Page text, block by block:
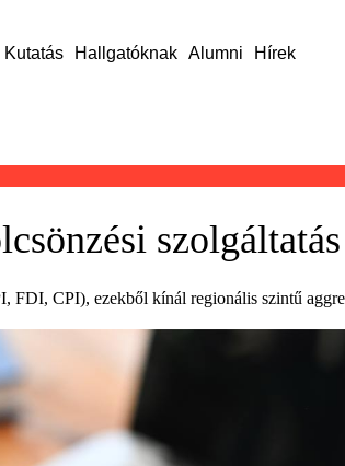
Kutatás Hallgatóknak Alumni Hírek
CPI), ezekből kínál regionális szintű